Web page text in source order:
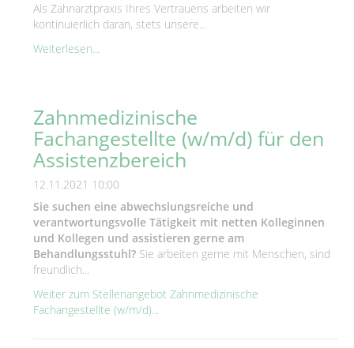
Als Zahnarztpraxis Ihres Vertrauens arbeiten wir
kontinuierlich daran, stets unsere...
Weiterlesen...
Zahnmedizinische
Fachangestellte (w/m/d) für den
Assistenzbereich
12.11.2021 10:00
Sie suchen eine abwechslungsreiche und
verantwortungsvolle Tätigkeit mit netten Kolleginnen
und Kollegen und assistieren gerne am
Behandlungsstuhl? Sie arbeiten gerne mit Menschen, sind
freundlich...
Weiter zum Stellenangebot Zahnmedizinische
Fachangestellte (w/m/d)...